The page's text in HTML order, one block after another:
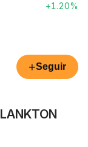
+1.20%
+Seguir